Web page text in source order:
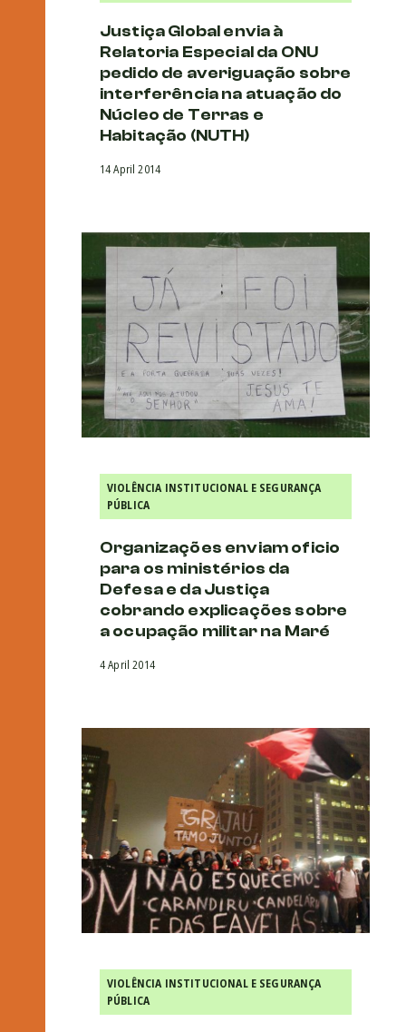
Justiça Global envia à
Relatoria Especial da ONU
pedido de averiguação sobre
interferência na atuação do
Núcleo de Terras e
Habitação (NUTH)
14 April 2014
VIOLÊNCIA INSTITUCIONAL E SEGURANÇA
PÚBLICA
Organizações enviam oficio
para os ministérios da
Defesa e da Justiça
cobrando explicações sobre
a ocupação militar na Maré
4 April 2014
VIOLÊNCIA INSTITUCIONAL E SEGURANÇA
PÚBLICA